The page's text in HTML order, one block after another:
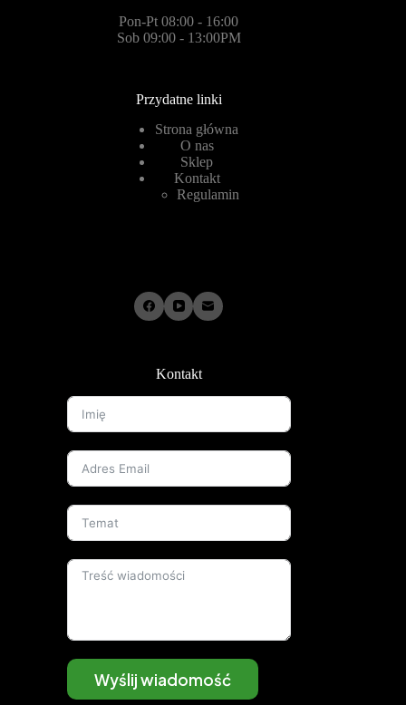
Pon-Pt 08:00 - 16:00
Sob 09:00 - 13:00PM
Przydatne linki
Strona główna
O nas
Sklep
Kontakt
Regulamin
Kontakt
Wyślij wiadomość